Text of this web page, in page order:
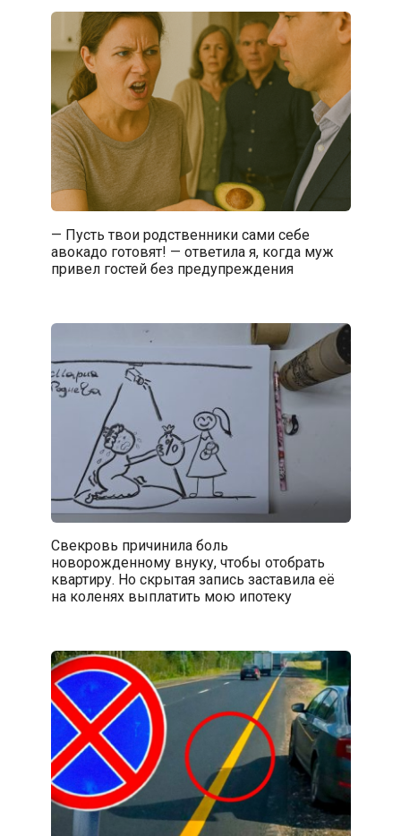
— Пусть твои родственники сами себе
авокадо готовят! — ответила я, когда муж
привел гостей без предупреждения
Свекровь причинила боль
новорожденному внуку, чтобы отобрать
квартиру. Но скрытая запись заставила её
на коленях выплатить мою ипотеку